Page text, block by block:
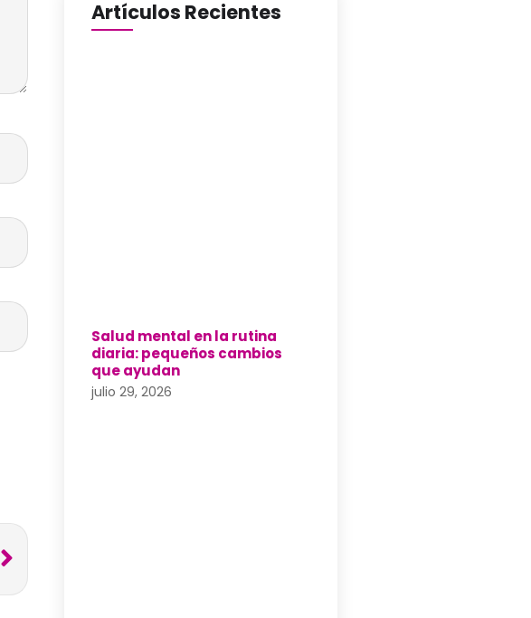
Artículos Recientes
Salud mental en la rutina
diaria: pequeños cambios
que ayudan
julio 29, 2026